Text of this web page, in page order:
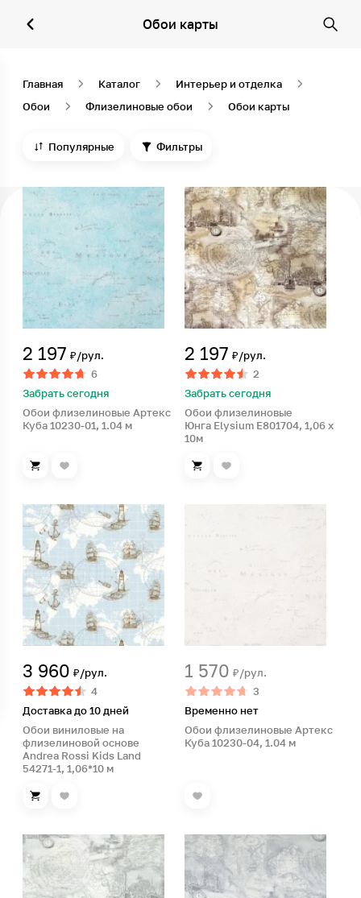
Обои карты
Главная Каталог
Интерьер и отделка
Обои
Флизелиновые обои Обои карты
Популярные Фильтры
2 197 ₽/рул.
6
Забрать сегодня
Обои флизелиновые Артекс
Куба 10230-01, 1.04 м
2 197 ₽/рул.
2
Забрать сегодня
Обои флизелиновые
Юнга Elysium E801704, 1,06 х
10м
3 960 ₽/рул.
4
Доставка до 10 дней
Обои виниловые на
флизелиновой основе
Andrea Rossi Kids Land
54271-1, 1,06*10 м
1 570 ₽/рул.
3
Временно нет
Обои флизелиновые Артекс
Куба 10230-04, 1.04 м